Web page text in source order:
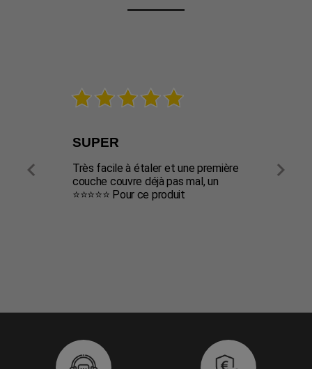

SUPER
Très facile à étaler et une première
couche couvre déjà pas mal, un
⭐️⭐️⭐️⭐️⭐️ Pour ce produit
Petit
